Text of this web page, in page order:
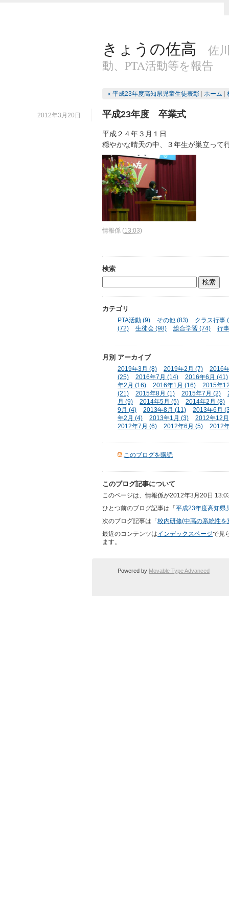
きょうの佐高
佐
動、PTA活動等を報告
« 平成23年度高知県児童生徒表彰 ホーム
2012年3月20日 平成23年度 卒業式
平成２４年３月１日
穏やかな晴天の中、３年生が巣立って
情報係 (13:03)
検索
カテゴリ
PTA活動 (9) その他 (83)
クラス行事
(72)
生徒会 (98) 総合学習 (74) 行
月別 アーカイブ
2019年3月 (8) 2019年2月 (7)
2016
(25)
2016年7月 (14)
2016年6月 (41)
年2月 (16)
2016年1月 (16)
2015年
(21)
2015年8月 (1) 2015年7月 (2)
月 (9)
2014年5月 (5)
2014年2月 (8)
9月 (4)
2013年8月 (11)
2013年6月
年2月 (4)
2013年1月 (3)
2012年12
2012年7月 (6)
2012年6月 (5) 2012
このブログを購読
このブログ記事について
このページは、情報係が2012年3月20日
ひとつ前のブログ記事は「 平成23年度高知県
次のブログ記事は「 校内研修(中高の系統性
最近のコンテンツはインデックスページで見
ます。
Powered by Movable Type Advanced